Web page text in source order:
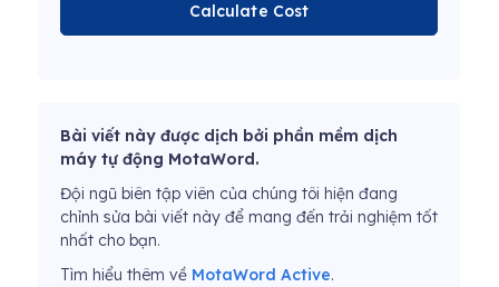
Calculate Cost
Bài viết này được dịch bởi phần mềm dịch
máy tự động MotaWord.
Đội ngũ biên tập viên của chúng tôi hiện đang
chỉnh sửa bài viết này để mang đến trải nghiệm tốt
nhất cho bạn.
Tìm hiểu thêm về MotaWord Active.